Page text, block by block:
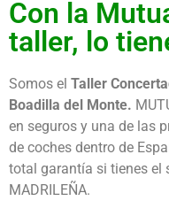
Con la
taller, lo
Somos el Taller
Boadilla del Monte.
en seguros y una de las
de coches dentro de
total garantía si tienes el
MADRILEÑA.